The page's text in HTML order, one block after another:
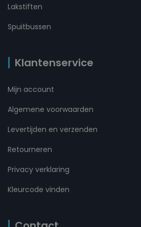
Lakstiften
Spuitbussen
Klantenservice
Mijn account
Algemene voorwaarden
Levertijden en verzenden
Retourneren
Privacy verklaring
Kleurcode vinden